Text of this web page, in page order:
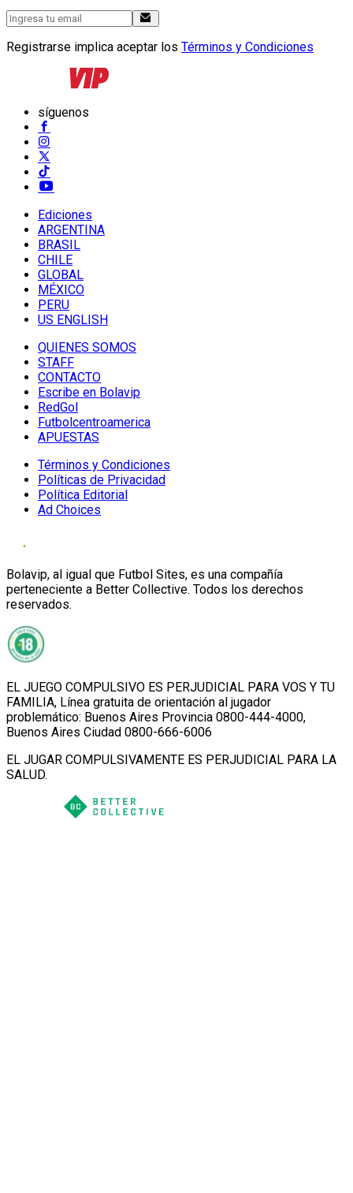
Registrarse implica aceptar los Términos y Condiciones
síguenos
Ediciones
ARGENTINA
BRASIL
CHILE
GLOBAL
MÉXICO
PERU
US ENGLISH
QUIENES SOMOS
STAFF
CONTACTO
Escribe en Bolavip
RedGol
Futbolcentroamerica
APUESTAS
Términos y Condiciones
Políticas de Privacidad
Política Editorial
Ad Choices
Bolavip, al igual que Futbol Sites, es una compañía
perteneciente a Better Collective. Todos los derechos
reservados.
EL JUEGO COMPULSIVO ES PERJUDICIAL PARA VOS Y TU
FAMILIA, Línea gratuita de orientación al jugador
problemático: Buenos Aires Provincia 0800-444-4000,
Buenos Aires Ciudad 0800-666-6006
EL JUGAR COMPULSIVAMENTE ES PERJUDICIAL PARA LA
SALUD.